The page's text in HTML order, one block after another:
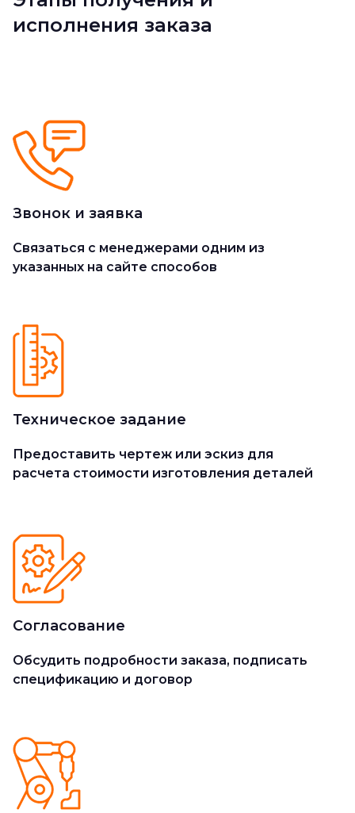
исполнения заказа
Звонок и заявка
Cвязаться с менеджерами одним из
указанных на сайте способов
Техническое задание
Предоставить чертеж или эскиз для
расчета стоимости изготовления деталей
Согласование
Обсудить подробности заказа, подписать
спецификацию и договор